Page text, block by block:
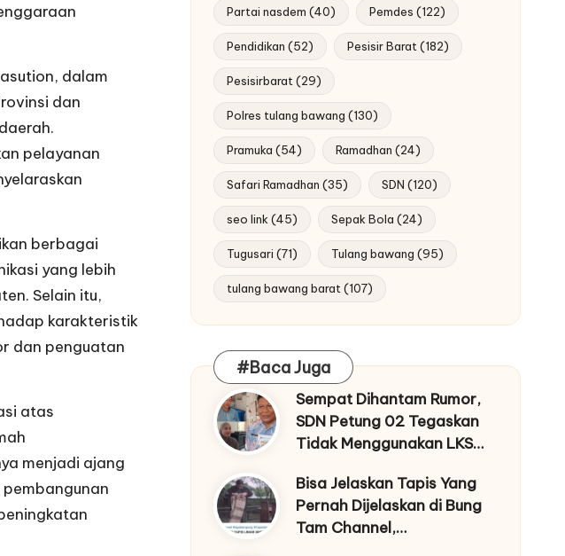
dalam
dan
pelayanan
berbagai
yang lebih
Selain itu,
karakteristik
dan penguatan
atas
menjadi ajang
Partai nasdem (40) Pemdes (122)
Pendidikan (52) Pesisir Barat (182)
Pesisirbarat (29)
Polres tulang bawang (130)
Pramuka (54) Ramadhan (24)
Safari Ramadhan (35) SDN (120)
seo link (45) Sepak Bola (24)
Tugusari (71) Tulang bawang (95)
tulang bawang barat (107)
#Baca Juga
Sempat Dihantam Rumor,
SDN Petung 02 Tegaskan
Tidak Menggunakan LKS…
Bisa Jelaskan Tapis Yang
Pernah Dijelaskan di Bung
Tam Channel,…